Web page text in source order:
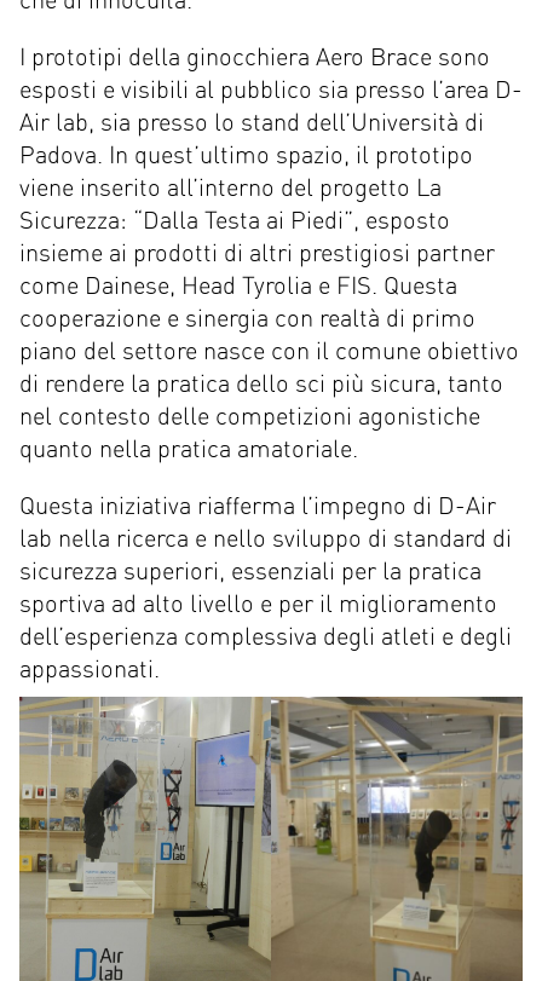
I prototipi della ginocchiera Aero Brace sono
esposti e visibili al pubblico sia presso l’area D-
Air lab, sia presso lo stand dell’Università di
Padova. In quest’ultimo spazio, il prototipo
viene inserito all’interno del progetto La
Sicurezza: “Dalla Testa ai Piedi”, esposto
insieme ai prodotti di altri prestigiosi partner
come Dainese, Head Tyrolia e FIS. Questa
cooperazione e sinergia con realtà di primo
piano del settore nasce con il comune obiettivo
di rendere la pratica dello sci più sicura, tanto
nel contesto delle competizioni agonistiche
quanto nella pratica amatoriale.
Questa iniziativa riafferma l’impegno di D-Air
lab nella ricerca e nello sviluppo di standard di
sicurezza superiori, essenziali per la pratica
sportiva ad alto livello e per il miglioramento
dell’esperienza complessiva degli atleti e degli
appassionati.